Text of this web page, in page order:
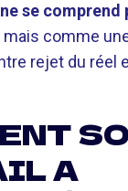
se comprend
mais comme
rejet du réel
A